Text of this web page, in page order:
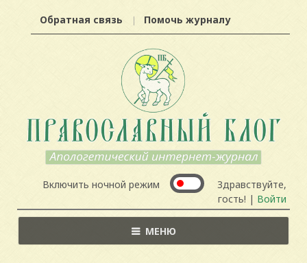
Обратная связь Помочь журналу
Включить ночной режим
Здравствуйте,
гость! | Войти
МЕНЮ